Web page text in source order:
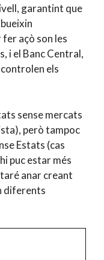
garantint que
açò son les
i el Banc Central,
els
sense mercats
però tampoc
Estats (cas
puc estar més
anar creant
diferents